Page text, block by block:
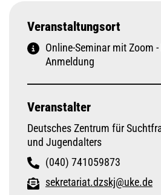
Veranstaltungsort
Online-Seminar mit Zoom
Anmeldung
Veranstalter
Deutsches Zentrum für
und Jugendalters
(040) 741059873
sekretariat.dzskj@uke.de